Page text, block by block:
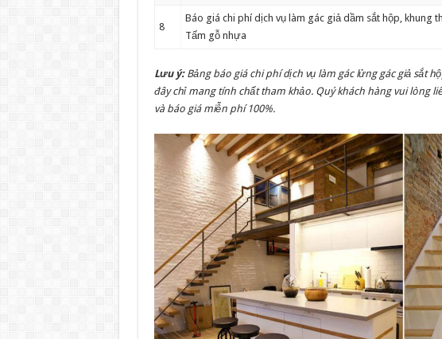
8
Báo giá chi phí dịch vụ làm gác giả dầm sắt hộp, khung
Tấm gỗ nhựa
Lưu ý:Bảng báo giá chi phí dịch vụ làm gác lửng gác giả sắt
đây chỉ mang tính chất tham khảo. Quý khách hàng vui lòng
và báo giá miễn phí 100%.